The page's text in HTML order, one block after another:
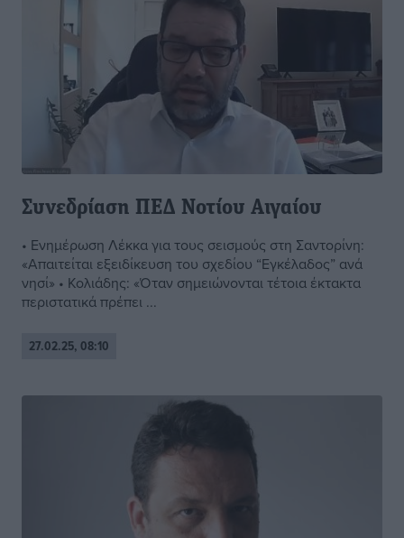
Συνεδρίαση ΠΕΔ Νοτίου Αιγαίου
• Ενημέρωση Λέκκα για τους σεισμούς στη Σαντορίνη:
«Απαιτείται εξειδίκευση του σχεδίου “Εγκέλαδος” ανά
νησί» • Κολιάδης: «Όταν σημειώνονται τέτοια έκτακτα
περιστατικά πρέπει ...
27.02.25, 08:10